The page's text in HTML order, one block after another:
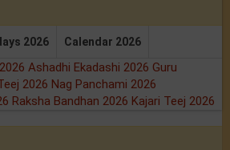
2026 Calendar 2026
Ashadhi Ekadashi 2026 Guru
2026 Nag Panchami 2026
Raksha Bandhan 2026 Kajari Teej 2026